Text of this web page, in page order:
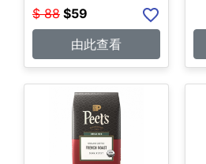
$ 88 $59
由此查看